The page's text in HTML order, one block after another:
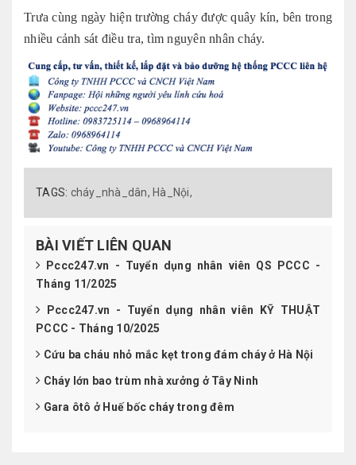
Trưa cùng ngày hiện trường cháy được quây kín, bên trong
nhiều cảnh sát điều tra, tìm nguyên nhân cháy.
TAGS: cháy_nhà_dân, Hà_Nội,
BÀI VIẾT LIÊN QUAN
Pccc247.vn - Tuyển dụng nhân viên QS PCCC -
Tháng 11/2025
Pccc247.vn - Tuyển dụng nhân viên KỸ THUẬT
PCCC - Tháng 10/2025
Cứu ba cháu nhỏ mắc kẹt trong đám cháy ở Hà Nội
Cháy lớn bao trùm nhà xưởng ở Tây Ninh
Gara ôtô ở Huế bốc cháy trong đêm